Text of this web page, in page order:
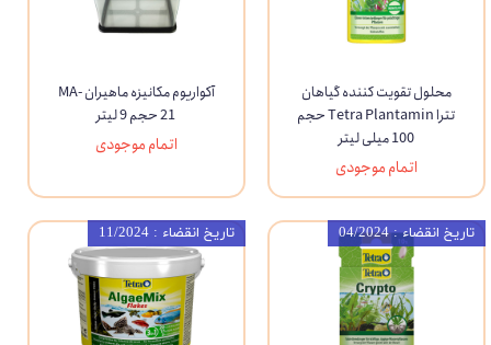
محلول تقویت کننده گیاهان
تترا Tetra Plantamin حجم
100 میلی لیتر
اتمام موجودی
آکواریوم مکانیزه ماهیران MA-
21 حجم 9 لیتر
اتمام موجودی
تاریخ انقضاء : 04/2024 تاریخ انقضاء : 11/2024